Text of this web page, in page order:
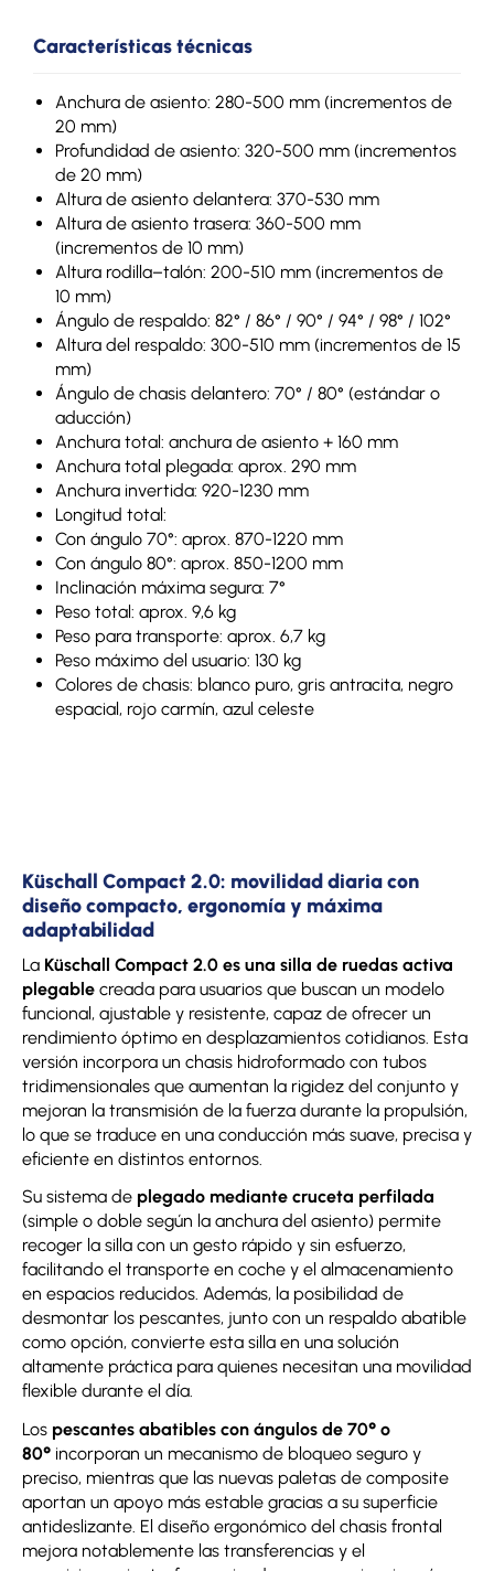
Características técnicas
Anchura de asiento: 280-500 mm (incrementos de
20 mm)
Profundidad de asiento: 320-500 mm (incrementos
de 20 mm)
Altura de asiento delantera: 370-530 mm
Altura de asiento trasera: 360-500 mm
(incrementos de 10 mm)
Altura rodilla–talón: 200-510 mm (incrementos de
10 mm)
Ángulo de respaldo: 82° / 86° / 90° / 94° / 98° / 102°
Altura del respaldo: 300-510 mm (incrementos de 15
mm)
Ángulo de chasis delantero: 70° / 80° (estándar o
aducción)
Anchura total: anchura de asiento + 160 mm
Anchura total plegada: aprox. 290 mm
Anchura invertida: 920-1230 mm
Longitud total:
Con ángulo 70°: aprox. 870-1220 mm
Con ángulo 80°: aprox. 850-1200 mm
Inclinación máxima segura: 7°
Peso total: aprox. 9,6 kg
Peso para transporte: aprox. 6,7 kg
Peso máximo del usuario: 130 kg
Colores de chasis: blanco puro, gris antracita, negro
espacial, rojo carmín, azul celeste
Küschall Compact 2.0: movilidad diaria con
diseño compacto, ergonomía y máxima
adaptabilidad
La Küschall Compact 2.0 es una silla de ruedas activa
plegable creada para usuarios que buscan un modelo
funcional, ajustable y resistente, capaz de ofrecer un
rendimiento óptimo en desplazamientos cotidianos. Esta
versión incorpora un chasis hidroformado con tubos
tridimensionales que aumentan la rigidez del conjunto y
mejoran la transmisión de la fuerza durante la propulsión,
lo que se traduce en una conducción más suave, precisa y
eficiente en distintos entornos.
Su sistema de plegado mediante cruceta perfilada
(simple o doble según la anchura del asiento) permite
recoger la silla con un gesto rápido y sin esfuerzo,
facilitando el transporte en coche y el almacenamiento
en espacios reducidos. Además, la posibilidad de
desmontar los pescantes, junto con un respaldo abatible
como opción, convierte esta silla en una solución
altamente práctica para quienes necesitan una movilidad
flexible durante el día.
Los pescantes abatibles con ángulos de 70° o
80° incorporan un mecanismo de bloqueo seguro y
preciso, mientras que las nuevas paletas de composite
aportan un apoyo más estable gracias a su superficie
antideslizante. El diseño ergonómico del chasis frontal
mejora notablemente las transferencias y el